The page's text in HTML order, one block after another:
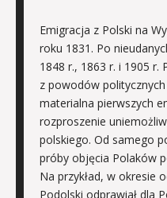
Emigracja z Polski na
roku 1831. Po
1848 r., 1863 r. i 1905 r.
z powodów
materialna pierwszych
rozproszenie
polskiego. Od samego
próby objęcia Polaków
Na przykład, w okresie
Podolski odprawiał dla